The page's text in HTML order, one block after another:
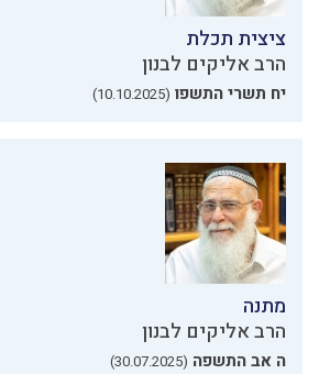
ציצית תכלת
הרב אליקים לבנון
יח תשרי התשפו (10.10.2025)
מתנה
הרב אליקים לבנון
ה אב התשפה (30.07.2025)